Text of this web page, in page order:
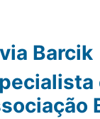
Barcik